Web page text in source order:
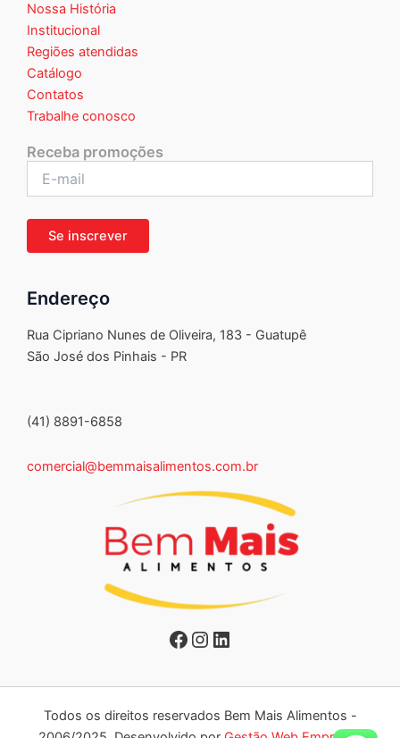
Nossa História
Institucional
Regiões atendidas
Catálogo
Contatos
Trabalhe conosco
Receba promoções
Endereço
Rua Cipriano Nunes de Oliveira, 183 - Guatupê
São José dos Pinhais - PR
(41) 8891-6858
comercial@bemmaisalimentos.com.br
Facebook
Instagram
LinkedIn
Todos os direitos reservados Bem Mais Alimentos -